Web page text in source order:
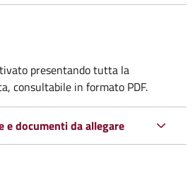
presentando tutta la
consultabile in formato PDF.
e documenti da allegare